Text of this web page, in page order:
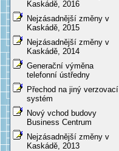
Kaskádě, 2016
Nejzásadnější změny v
Kaskádě, 2015
Nejzásadnější změny v
Kaskádě, 2014
Generační výměna
telefonní ústředny
Přechod na jiný verzovací
systém
Nový vchod budovy
Business Centrum
Nejzásadnější změny v
Kaskádě, 2013